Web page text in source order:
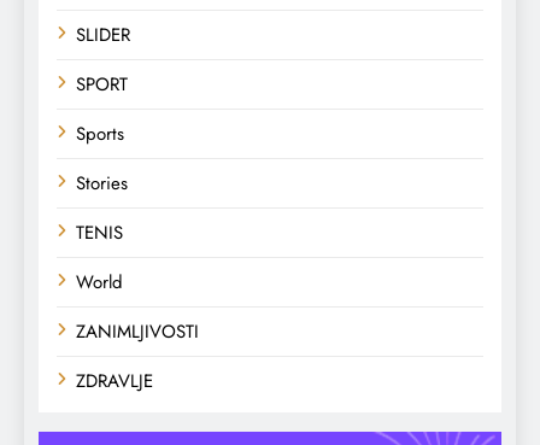
SLIDER
SPORT
Sports
Stories
TENIS
World
ZANIMLJIVOSTI
ZDRAVLJE